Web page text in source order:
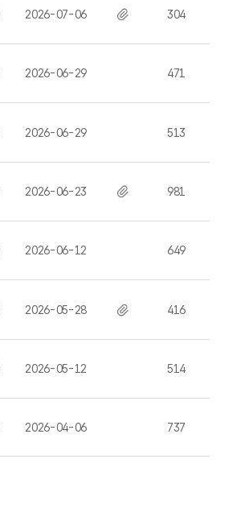
2026-07-06 304
2026-06-29 471
2026-06-29 513
2026-06-23 981
2026-06-12 649
2026-05-28 416
2026-05-12 514
2026-04-06 737